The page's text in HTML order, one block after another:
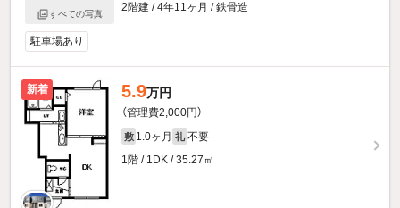
すべての写真
2階建 / 4年11ヶ月 / 鉄骨造
駐車場あり
新着 5.9万円
（管理費2,000円）
敷 1.0ヶ月 礼 不要
1階 / 1DK / 35.27㎡